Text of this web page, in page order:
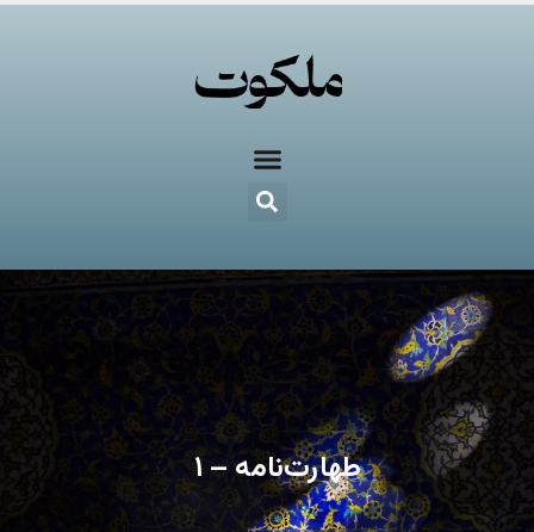
طهارت‌نامه – ۱